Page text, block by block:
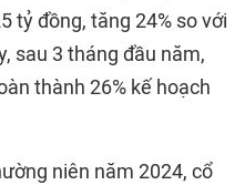
tỷ đồng, tăng 24% so với
sau 3 tháng đầu năm,
thành 26% kế hoạch
niên năm 2024, cổ